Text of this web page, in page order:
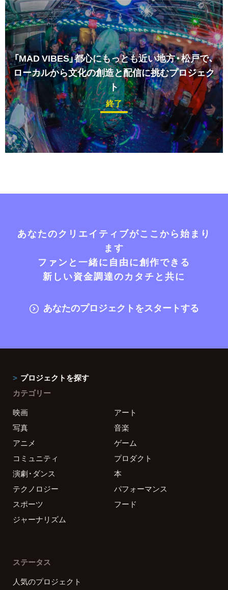
「MAD VIBES」都心にもっとも近い地方・松戸で、
ローカルから文化の創造と配信に挑むプロジェク
ト
終了
あなたのクリエイティブがここから始まり
ます
ファンと一緒に自由に創作できる
新しい資金調達のカタチと共に
あなたのプロジェクトをスタートする
プロジェクトを探す
カテゴリー
映画
アート
写真
音楽
アニメ
ゲーム
コミュニティ
プロダクト
演劇・ダンス
本
テクノロジー
パフォーマンス
スポーツ
フード
ジャーナリズム
ステータス
人気のプロジェクト